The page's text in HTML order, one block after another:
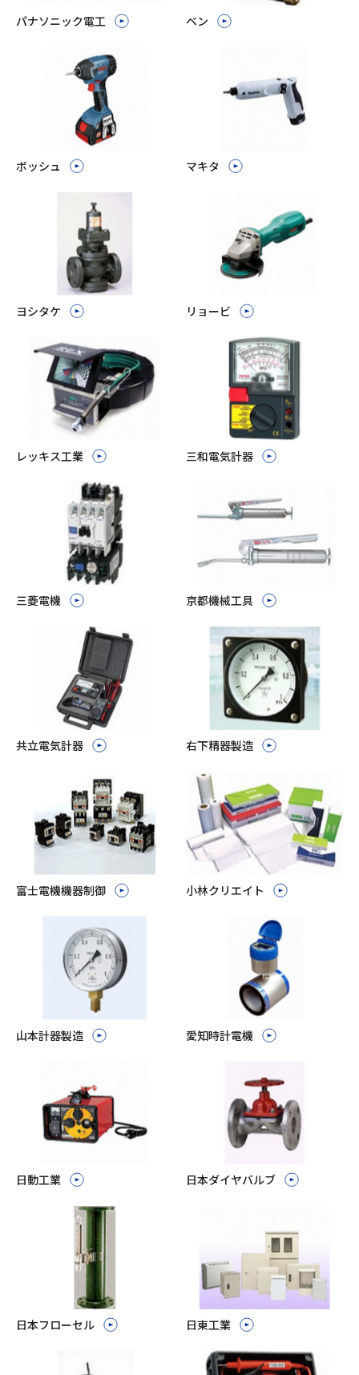
パナソニック電工 ベン
ボッシュ マキタ
ヨシタケ リョービ
レッキス工業 三和電気計器
三菱電機 京都機械工具
共立電気計器 右下精器製造
富士電機機器制御 小林クリエイト
山本計器製造 愛知時計電機
日動工業 日本ダイヤバルブ
日本フローセル 日東工業